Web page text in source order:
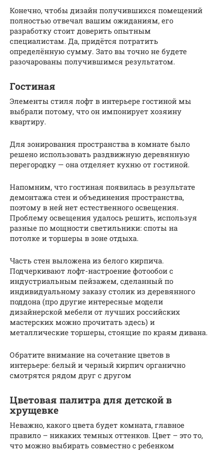
Конечно, чтобы дизайн получившихся помещений
полностью отвечал вашим ожиданиям, его
разработку стоит доверить опытным
специалистам. Да, придётся потратить
определённую сумму. Зато вы точно не будете
разочарованы получившимся результатом.
Гостиная
Элементы стиля лофт в интерьере гостиной мы
выбрали потому, что он импонирует хозяину
квартиру.
Для зонирования пространства в комнате было
решено использовать раздвижную деревянную
перегородку — она отделяет кухню от гостиной.
Напомним, что гостиная появилась в результате
демонтажа стен и объединения пространства,
поэтому в ней нет естественного освещения.
Проблему освещения удалось решить, используя
разные по мощности светильники: споты на
потолке и торшеры в зоне отдыха.
Часть стен выложена из белого кирпича.
Подчеркивают лофт-настроение фотообои с
индустриальным пейзажем, сделанный по
индивидуальному заказу столик из деревянного
поддона (про другие интересные модели
дизайнерской мебели от лучших российских
мастерских можно прочитать здесь) и
металлические торшеры, стоящие по краям дивана.
Обратите внимание на сочетание цветов в
интерьере: белый и черный кирпич органично
смотрятся рядом друг с другом
Цветовая палитра для детской в
хрущевке
Неважно, какого цвета будет комната, главное
правило – никаких темных оттенков. Цвет – это то,
что можно выбирать совместно с ребенком